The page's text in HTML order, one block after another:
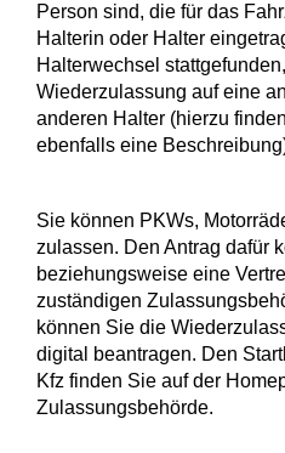
Person sind, die für das
Halterin oder Halter
Halterwechsel
Wiederzulassung auf eine
anderen Halter (hierzu
ebenfalls eine
Sie können PKWs,
zulassen. Den Antrag dafür
beziehungsweise eine
zuständigen
können Sie die
digital beantragen. Den
Kfz finden Sie auf der
Zulassungsbehörde.